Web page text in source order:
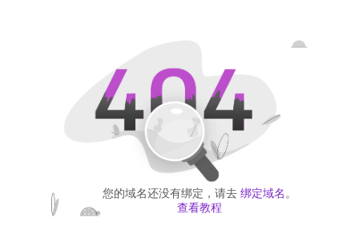
您的域名还没有绑定，请去 绑定域名 。
查看教程